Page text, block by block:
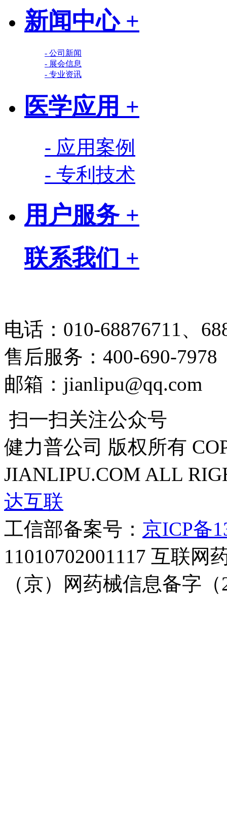
新闻中心 +
- 公司新闻
- 展会信息
- 专业资讯
医学应用 +
- 应用案例
- 专利技术
用户服务 +
联系我们 +
电话：010-68876711、
售后服务：400-690-7978
邮箱：jianlipu@qq.com
扫一扫关注公众号
健力普公司 版权所有
JIANLIPU.COM ALL
达互联
工信部备案号： 京ICP备
11010702001117 互联网
（京）网药械信息备字